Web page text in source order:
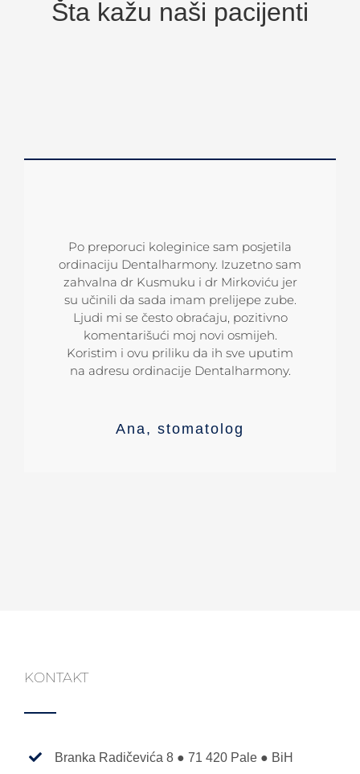
Šta kažu naši pacijenti
Po preporuci koleginice sam posjetila
ordinaciju Dentalharmony. Izuzetno sam
zahvalna dr Kusmuku i dr Mirkoviću jer
su učinili da sada imam prelijepe zube.
Ljudi mi se često obraćaju, pozitivno
komentarišući moj novi osmijeh.
Koristim i ovu priliku da ih sve uputim
na adresu ordinacije Dentalharmony.
Ana, stomatolog
Sve pohvale dr Kusmuku i njegovom
timu koji čine čuda. Rješavaju nerješivo!
Ja sam bio otpisan slučaj, ali mi je d.
Kusmuk uz pomoć Damon bravica, za
kratko vrijeme ispravio zube! Po meni je
to najbolja ordinacija u našoj regiji.
Nakon dugog lutanja od jednog do
drugog stomatologa, pri čemu nikad
nisam bila u potpunosti zadovoljna
uslugom, konačno sam dospjela u
ordinaciju dr. Kusmuka. Svi doktori su
izuzetno stručni i detaljno se posvete
pacijentu, jednostavno ulivaju povjerenje
od prvog momenta. Atmosfera u
preporučujem da ih posjetite.
KONTAKT
Branka Radičevića 8 ● 71 420 Pale ● BiH